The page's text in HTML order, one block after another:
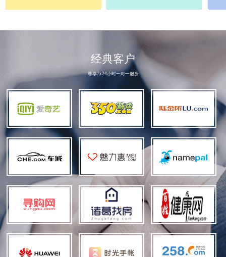
经典客户
尊享7x24小时一对一服务